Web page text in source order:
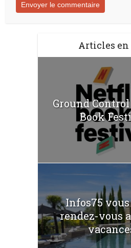
Articles en
Ground
Book
Infos75
rendez-vous